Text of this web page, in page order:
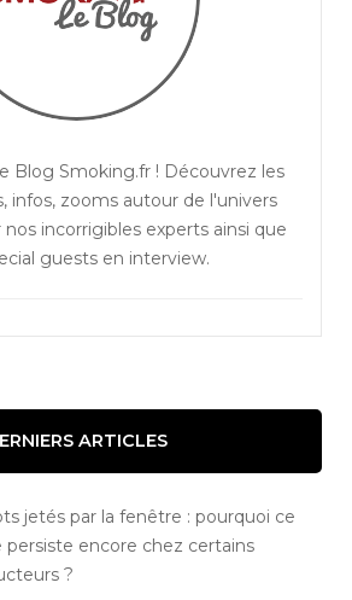
Blog Smoking.fr ! Découvrez les
infos, zooms autour de l'univers
incorrigibles experts ainsi que
guests en interview.
ARTICLES
jetés par la fenêtre : pourquoi ce
persiste encore chez certains
?